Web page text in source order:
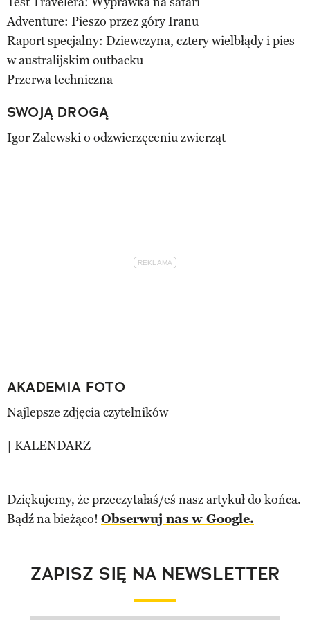
Adventure: Pieszo przez góry Iranu
Raport specjalny: Dziewczyna, cztery wielbłądy i pies
w australijskim outbacku
Przerwa techniczna
SWOJĄ DROGĄ
Igor Zalewski o odzwierzęceniu zwierząt
AKADEMIA FOTO
Najlepsze zdjęcia czytelników
| KALENDARZ
Dziękujemy, że przeczytałaś/eś nasz artykuł do końca.
Bądź na bieżąco! Obserwuj nas w Google.
ZAPISZ SIĘ NA NEWSLETTER